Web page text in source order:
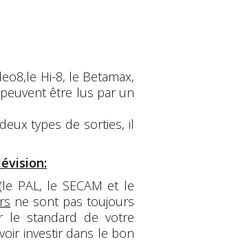
Hi-8, le Betamax,
être lus par un
types de sorties, il
PAL, le SECAM et le
ne sont pas toujours
le standard de votre
investir dans le bon